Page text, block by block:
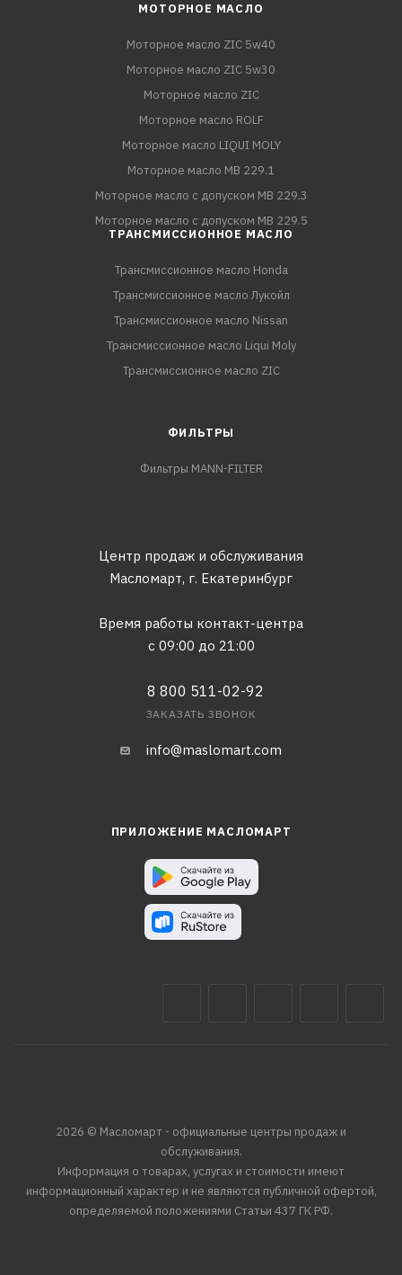
МОТОРНОЕ МАСЛО
Моторное масло ZIC 5w40
Моторное масло ZIC 5w30
Моторное масло ZIC
Моторное масло ROLF
Моторное масло LIQUI MOLY
Моторное масло MB 229.1
Моторное масло с допуском MB 229.3
Моторное масло с допуском MB 229.5
ТРАНСМИССИОННОЕ МАСЛО
Трансмиссионное масло Honda
Трансмиссионное масло Лукойл
Трансмиссионное масло Nissan
Трансмиссионное масло Liqui Moly
Трансмиссионное масло ZIC
ФИЛЬТРЫ
Фильтры MANN-FILTER
Центр продаж и обслуживания
Масломарт, г. Екатеринбург
Время работы контакт-центра
с 09:00 до 21:00
8 800 511-02-92
ЗАКАЗАТЬ ЗВОНОК
info@maslomart.com
ПРИЛОЖЕНИЕ МАСЛОМАРТ
2026 © Масломарт - официальные центры продаж и
обслуживания.
Информация о товарах, услугах и стоимости имеют
информационный характер и не являются публичной офертой,
определяемой положениями Статьи 437 ГК РФ.